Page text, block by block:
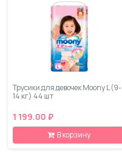
Трусики для девочек Moony L (9-
14 кг) 44 шт
1 199.00 ₽
В корзину